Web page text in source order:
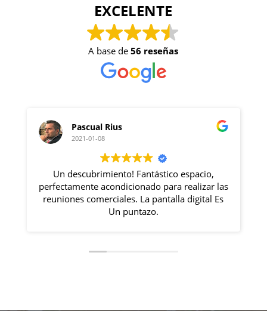
EXCELENTE
A base de56 reseñas
Pascual Rius
2021-01-08
Un descubrimiento! Fantástico espacio,
acondicionado para realizar las
comerciales. La pantalla digital Es
Rosa lo